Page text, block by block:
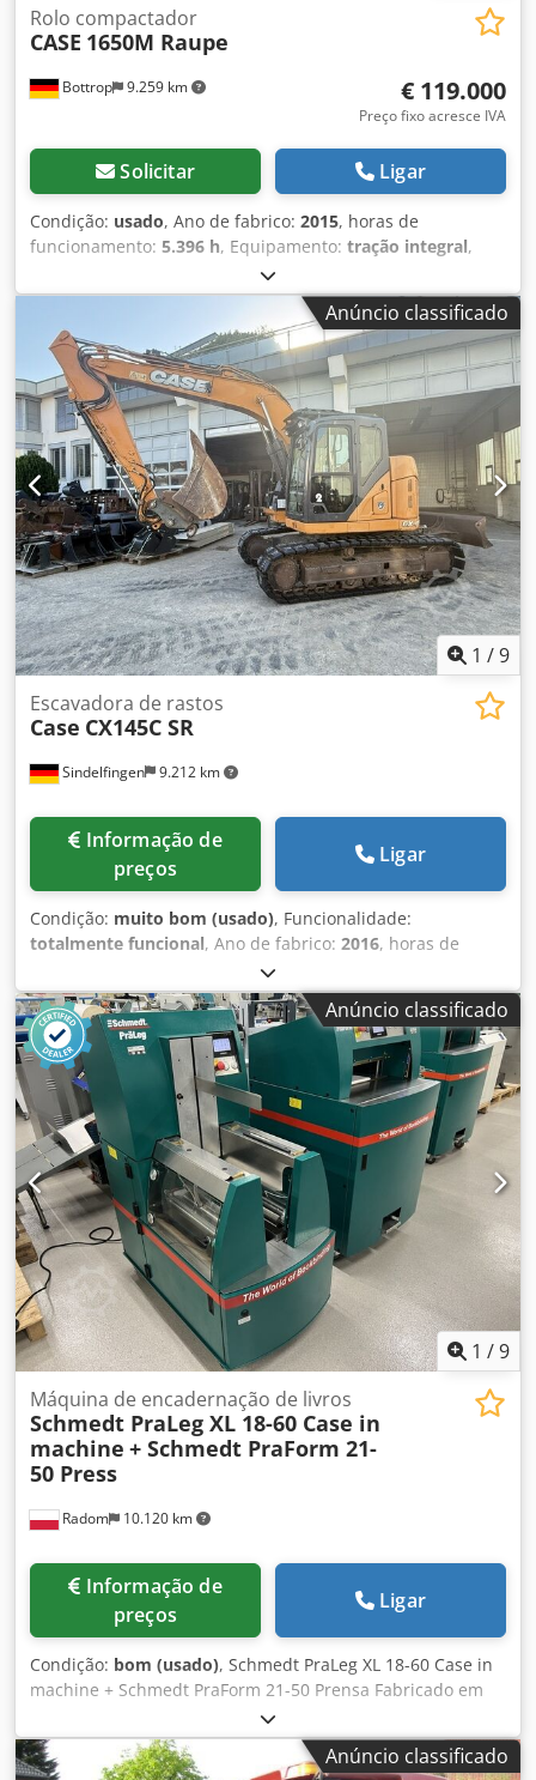
Bottrop 9.259 km
Rolo compactador
CASE 1650M Raupe
€ 119.000
Preço fixo acresce IVA
Solicitar Ligar
Condição: usado, Ano de fabrico: 2015, horas de
funcionamento: 5.396 h, Equipamento: tração integral,
CASE de esteiras Tipo: 1650M Peso operacional: 19.200 kg
Potência: 122 kW Horas de trabalho: 5.396 Equipamentos: -
Banco aquecido - Ar-condicionado - Rádio Dkjdpfx
Aiezhyrmsxsr - Ripper traseiro com 3 dentes - Dispositivos
e grades de proteção frontal da cabine - Lâmina niveladora
(hidraulicamente rebatível) Também oferecemos suporte
em financiamento/arrendamento com nossos parceiros.
Todas as informações são fornecidas sem garantia. Sujeito
a erros e venda intermediária.
Anúncio classificado
1 /9
Sindelfingen 9.212 km
Escavadora de rastos
Case CX145C SR
preços
Ligar
Condição: muito bom (usado), Funcionalidade:
totalmente funcional, Ano de fabrico: 2016, horas de
, * 11.500 horas * Peso
operacional 15.700 kg * Potência do motor 77 kW *
Roadliner Dodpfxjy Rm H Ej Aixskr * Engate rápido
hidráulico * Ar condicionado
Anúncio classificado
1 /9
Radom 10.120 km
Máquina de encadernação de livros
Schmedt PraLeg XL 18-60 Case in
machine + Schmedt PraForm 21-
50 Press
preços
Ligar
Condição: bom (usado), Schmedt PraLeg XL 18-60 Case in
machine + Schmedt PraForm 21-50 Prensa Fabricado em
2022. Schmedt PraLeg XL 18-60 Dispositivo para inserir
blocos em capas duras Máquina em bom estado, pronta
para operação. A máquina insere o bloco do livro na capa
Anúncio classificado